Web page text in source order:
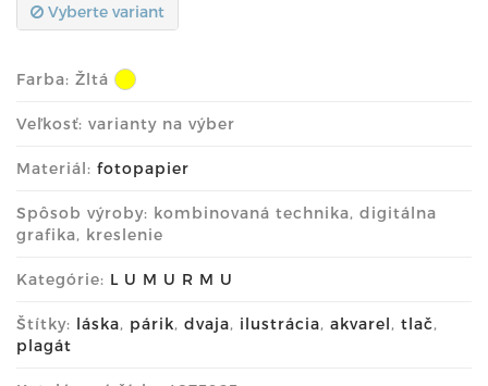
Vyberte variant
Farba: Žltá
Veľkosť: varianty na výber
Materiál: fotopapier
Spôsob výroby: kombinovaná technika, digitálna
grafika, kreslenie
Kategórie: L U M U R M U
Štítky: láska, párik, dvaja, ilustrácia, akvarel, tlač,
plagát